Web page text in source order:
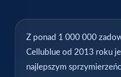
Z ponad 1 000 000
Cellublue od 2013 roku
najlepszym